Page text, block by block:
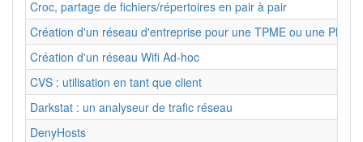
Croc, partage de fichiers/répertoires en pair à pair
Création d'un réseau d'entreprise pour une TPME ou une PME
Création d'un réseau Wifi Ad-hoc
CVS : utilisation en tant que client
Darkstat : un analyseur de trafic réseau
DenyHosts